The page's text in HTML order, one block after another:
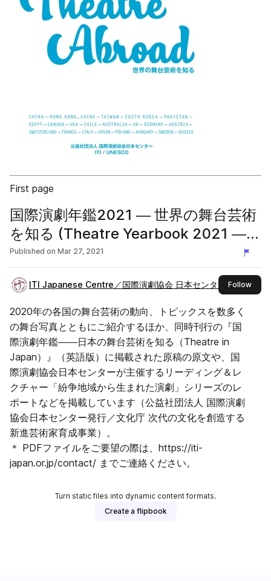
First page
国際演劇年鑑2021 ― 世界の舞台芸術
を知る (Theatre Yearbook 2021 ―
Theatre Abroad)
Published on Mar 27, 2021
ITI Japanese Centre／国際演劇協会 日本センター Followthis
2020年の各国の舞台芸術の動向、トピックスを数多く
の舞台写真とともにご紹介するほか、同時刊行の『国
際演劇年鑑――日本の舞台芸術を知る（Theatre in
Japan）』（英語版）に掲載された原稿の原文や、国
際演劇協会日本センターが主催するリーディング＆レ
クチャー「紛争地域から生まれた演劇」シリーズのレ
ポートなどを掲載しています（公益社団法人 国際演劇
協会日本センター発行／文化庁 次代の文化を創造する
新進芸術家育成事業）。
＊ PDFファイルをご要望の際は、https://iti-
japan.or.jp/contact/ までご連絡ください。
Turn static files into dynamic content formats.
Create a flipbook